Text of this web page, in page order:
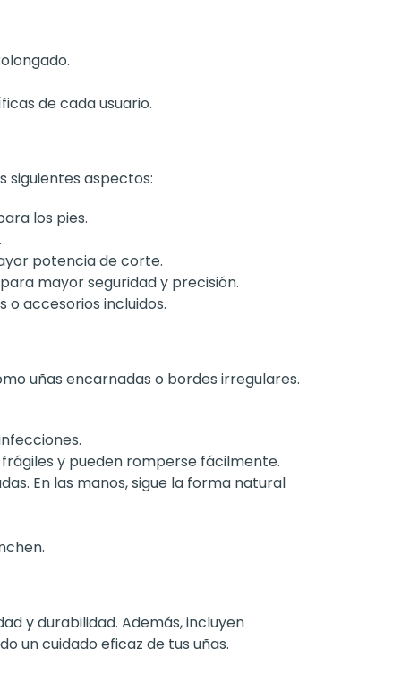
de cada usuario.
siguientes aspectos:
los pies.
potencia de corte.
mayor seguridad y precisión.
accesorios incluidos.
uñas encarnadas o bordes irregulares.
y pueden romperse fácilmente.
En las manos, sigue la forma natural
y durabilidad. Además, incluyen
un cuidado eficaz de tus uñas.